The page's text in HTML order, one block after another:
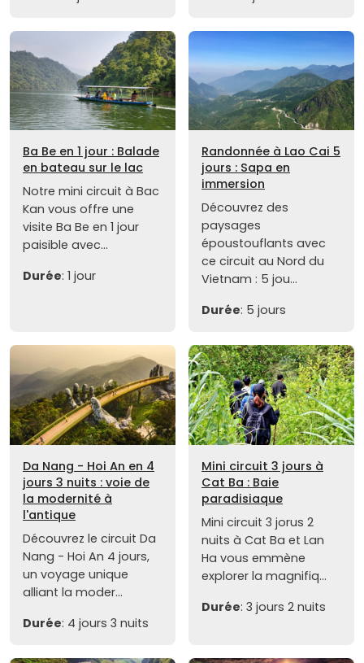
Ba Be en 1 jour : Balade
en bateau sur le lac
Notre mini circuit à Bac
Kan vous offre une
visite Ba Be en 1 jour
paisible avec...
Durée: 1 jour
Randonnée à Lao Cai 5
jours : Sapa en
immersion
Découvrez des
paysages
époustouflants avec
ce circuit au Nord du
Vietnam : 5 jou...
Durée: 5 jours
Da Nang - Hoi An en 4
jours 3 nuits : voie de
la modernité à
l'antique
Découvrez le circuit Da
Nang - Hoi An 4 jours,
un voyage unique
alliant la moder...
Durée: 4 jours 3 nuits
Mini circuit 3 jours à
Cat Ba : Baie
paradisiaque
Mini circuit 3 jorus 2
nuits à Cat Ba et Lan
Ha vous emmène
explorer la magnifiq...
Durée: 3 jours 2 nuits